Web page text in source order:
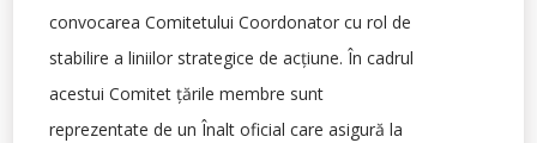
convocarea Comitetului Coordonator cu rol de
stabilire a liniilor strategice de acţiune. În cadrul
acestui Comitet ţările membre sunt
reprezentate de un Înalt oficial care asigură la